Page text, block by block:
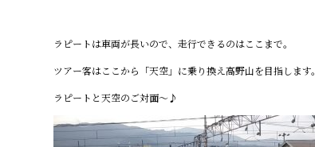
ラピートは車両が長いので、走行できるのはここまで。
ツアー客はここから「天空」に乗り換え高野山を目指します。
ラピートと天空のご対面～♪